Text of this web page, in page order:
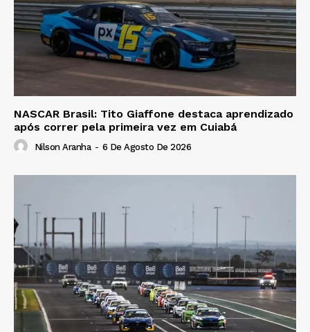
NASCAR Brasil: Tito Giaffone destaca aprendizado
após correr pela primeira vez em Cuiabá
Nilson Aranha - 6 De Agosto De 2026